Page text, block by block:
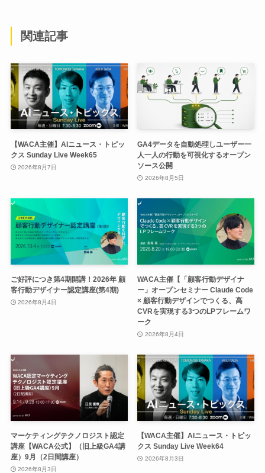
関連記事
【WACA主催】AIニュース・トピッ
クス Sunday Live Week65
2026年8月7日
GA4データを自動処理しユーザー一
人一人の行動を可視化するオープン
ソース公開
2026年8月5日
ご好評につき第4期開講！2026年 顧
客行動デザイナー認定講座(第4期)
2026年8月4日
WACA主催【「顧客行動デザイナ
ー」オープンセミナー Claude Code
× 顧客行動デザインでつくる、高
CVRを実現する3つのLPフレームワ
ーク
2026年8月4日
マーケティングテクノロジスト認定
講座【WACA公式】（旧上級GA4講
座）9月（2日間講座）
2026年8月3日
【WACA主催】AIニュース・トピッ
クス Sunday Live Week64
2026年8月3日